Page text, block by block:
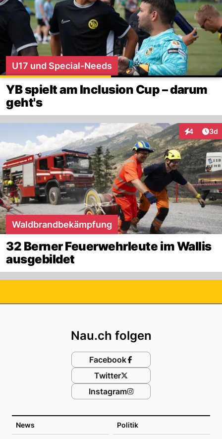
U17 und Special-Needs
YB spielt am Inclusion Cup – darum
geht's
4 3d
Waldbrandbekämpfung
32 Berner Feuerwehrleute im Wallis
ausgebildet
News Politik
Nau.ch folgen
Facebook
Twitter
Instagram